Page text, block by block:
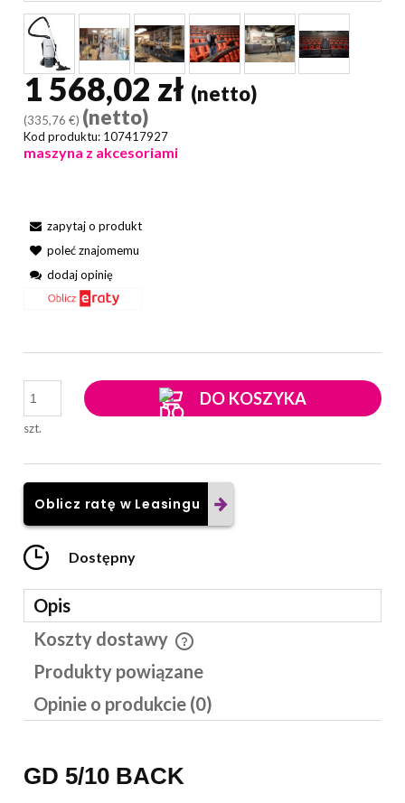
1 568,02 zł (netto)
(335,76 €) (netto)
Kod produktu: 107417927
maszyna z akcesoriami
zapytaj o produkt
poleć znajomemu
dodaj opinię
szt.
DO KOSZYKA
Oblicz ratę w Leasingu
Dostępny
Opis
Koszty dostawy
Cena nie zawiera ewentualnych kosztów płatności
Produkty powiązane
Opinie o produkcie (0)
GD 5/10 BACK